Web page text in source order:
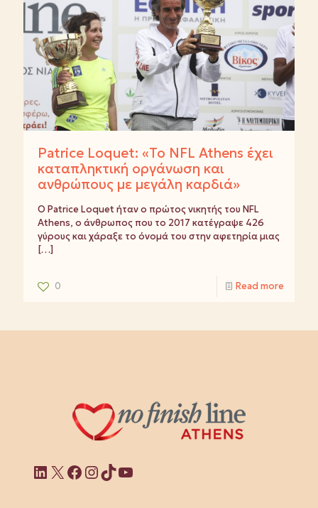
Patrice Loquet: «Το NFL Athens έχει
καταπληκτική οργάνωση και
ανθρώπους με μεγάλη καρδιά»
Ο Patrice Loquet ήταν ο πρώτος νικητής του NFL
Athens, ο άνθρωπος που το 2017 κατέγραψε 426
γύρους και χάραξε το όνομά του στην αφετηρία μιας
[…]
0 Read more
Linkedin
X Facebook
Instagram
TikTok
YouTube